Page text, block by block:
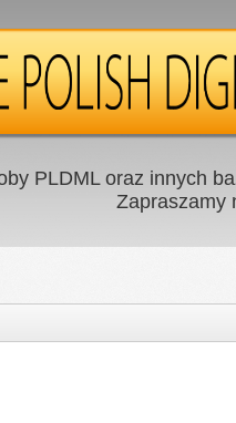
PLDML oraz innych
Zapraszamy